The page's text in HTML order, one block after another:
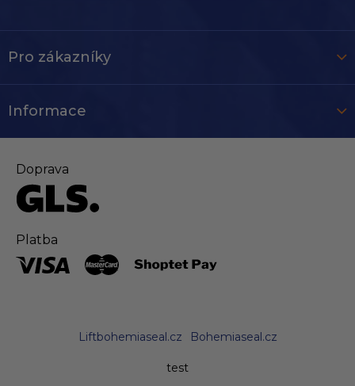
Pro zákazníky
Informace
Doprava
Platba
Liftbohemiaseal.cz Bohemiaseal.cz
test